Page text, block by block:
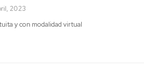
2023
y con modalidad virtual